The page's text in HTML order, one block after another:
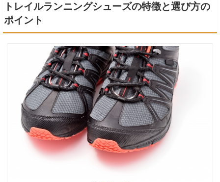
トレイルランニングシューズの特徴と選び方の
ポイント